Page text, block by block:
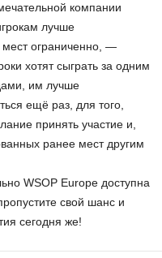
компании
лучше
мест ограниченно, —
хотят сыграть за одним
им лучше
ещё раз, для того,
принять участие и,
ранее мест другим
WSOP Europe доступна
свой шанс и
сегодня же!